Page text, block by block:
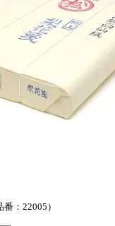
番：22005）